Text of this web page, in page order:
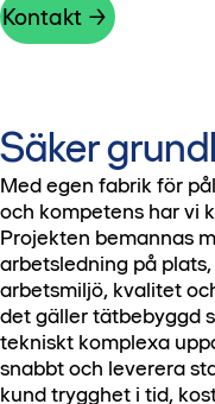
Kontakt
Säker
Med egen fabrik för
och kompetens har vi
Projekten bemannas
arbetsledning på
arbetsmiljö, kvalitet
det gäller tätbebyggd
tekniskt komplexa
snabbt och leverera
kund trygghet i tid,